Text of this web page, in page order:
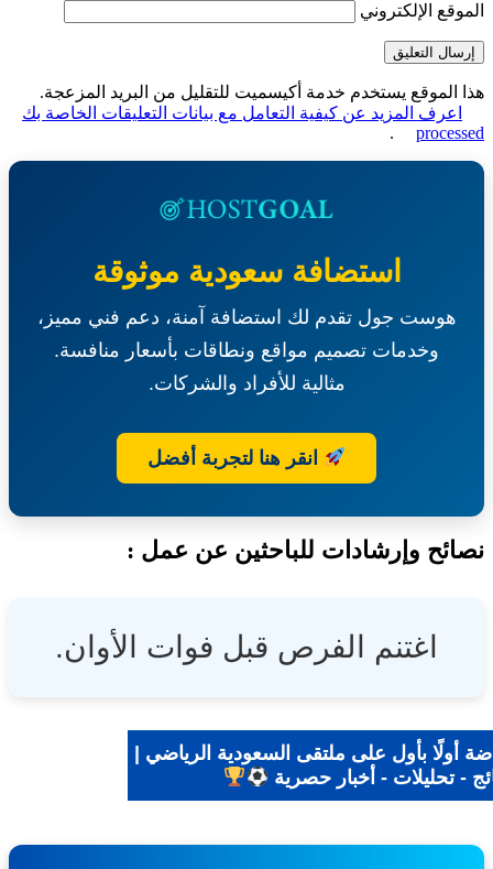
الإلكتروني
يستخدم خدمة أكيسميت للتقليل من البريد المزعجة.
المزيد عن كيفية التعامل مع بيانات التعليقات الخاصة بك
.
استضافة سعودية موثوقة
هوست جول تقدم لك استضافة آمنة، دعم فني مميز،
وخدمات تصميم مواقع ونطاقات بأسعار منافسة.
مثالية للأفراد والشركات.
انقر هنا لتجربة أفضل
وإرشادات للباحثين عن عمل :
اغتنم الفرص قبل فوات الأوان.
أولًا بأول على ملتقى السعودية الرياضي |
- تحليلات - أخبار حصرية